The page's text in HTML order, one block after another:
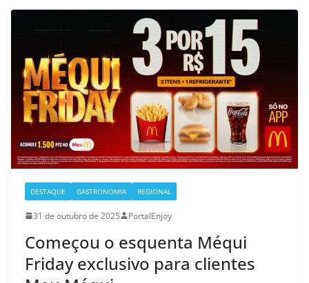
DESTAQUE GASTRONOMIA REGIONAL
31 de outubro de 2025 PortalEnjoy
Começou o esquenta Méqui
Friday exclusivo para clientes